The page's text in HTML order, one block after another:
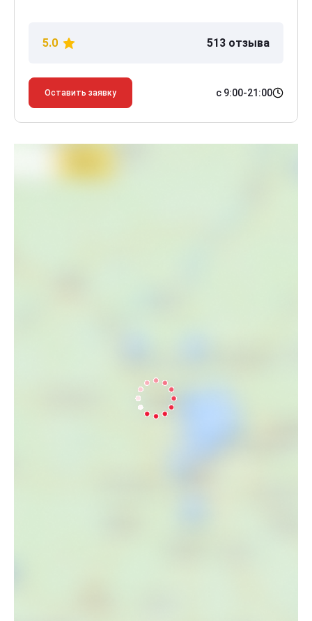
5.0 513 отзыва
Оставить заявку с 9:00-21:00